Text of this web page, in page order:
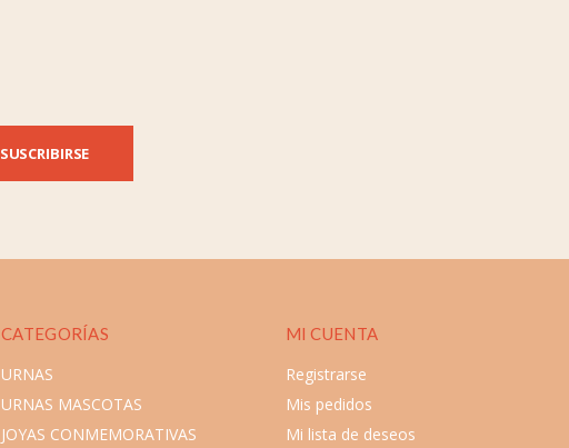
SUSCRIBIRSE
CATEGORÍAS
URNAS
URNAS MASCOTAS
JOYAS CONMEMORATIVAS
MI CUENTA
Registrarse
Mis pedidos
Mi lista de deseos